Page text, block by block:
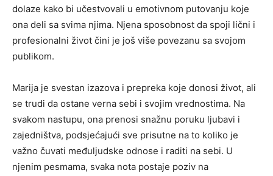
dolaze kako bi učestvovali u emotivnom putovanju koje
ona deli sa svima njima. Njena sposobnost da spoji lični i
profesionalni život čini je još više povezanu sa svojom
publikom.
Marija je svestan izazova i prepreka koje donosi život, ali
se trudi da ostane verna sebi i svojim vrednostima. Na
svakom nastupu, ona prenosi snažnu poruku ljubavi i
zajedništva, podsjećajući sve prisutne na to koliko je
važno čuvati međuljudske odnose i raditi na sebi. U
njenim pesmama, svaka nota postaje poziv na